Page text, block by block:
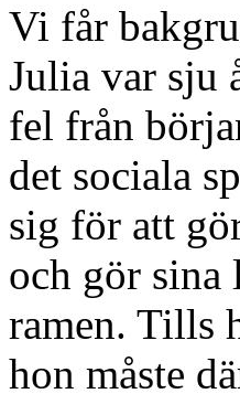
Vi får
Julia var sju
fel från
det sociala
sig för att
och gör sina
ramen. Tills
hon måste